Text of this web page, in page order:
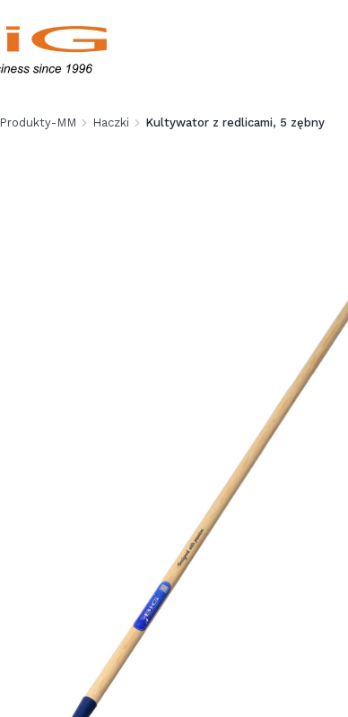
Produkty-MM Haczki Kultywator z redlicami, 5 zębny